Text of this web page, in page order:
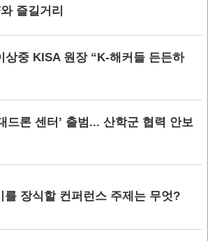
즐길거리
상중 KISA 원장 “K-해커들 든든하
드론 센터’ 출범... 산학군 협력 안보
를 장식할 컨퍼런스 주제는 무엇?